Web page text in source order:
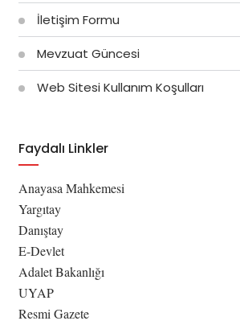
İletişim Formu
Mevzuat Güncesi
Web Sitesi Kullanım Koşulları
Faydalı Linkler
Anayasa Mahkemesi
Yargıtay
Danıştay
E-Devlet
Adalet Bakanlığı
UYAP
Resmi Gazete